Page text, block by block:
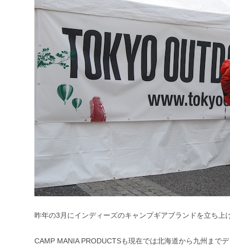
昨年の3月にインディーズのキャンプギアブランドを立ち上
CAMP MANIA PRODUCTSも現在では北海道から九州まで